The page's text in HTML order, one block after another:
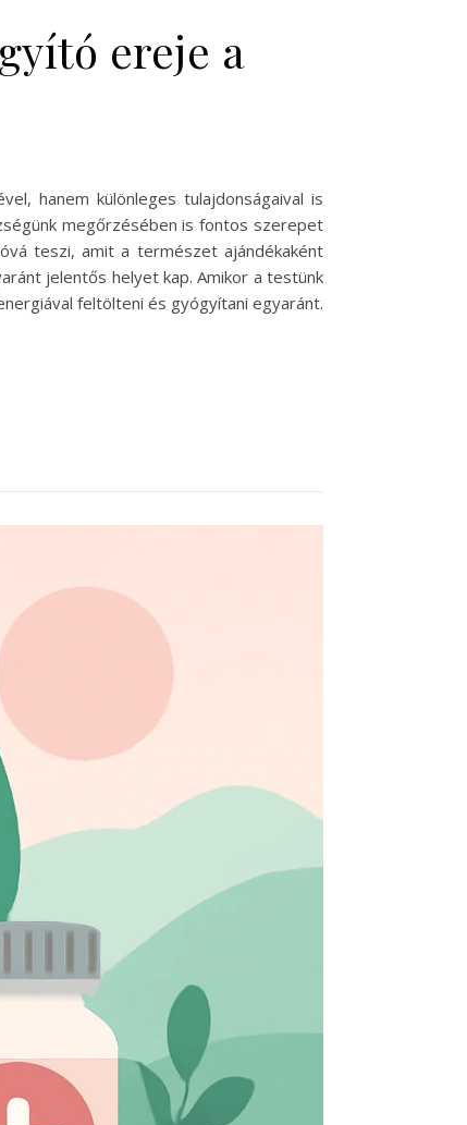
ereje a
hanem különleges tulajdonságaival is
megőrzésében is fontos szerepet
teszi, amit a természet ajándékaként
jelentős helyet kap. Amikor a testünk
feltölteni és gyógyítani egyaránt.